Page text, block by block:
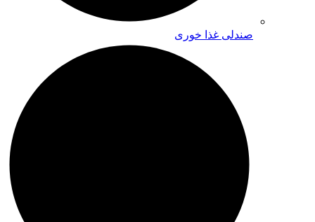
صندلی غذا خوری